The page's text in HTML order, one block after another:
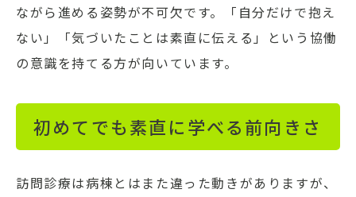
ながら進める姿勢が不可欠です。「自分だけで抱え
ない」「気づいたことは素直に伝える」という協働
の意識を持てる方が向いています。
初めてでも素直に学べる前向きさ
訪問診療は病棟とはまた違った動きがありますが、